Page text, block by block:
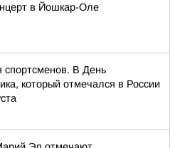
в Йошкар-Оле
спортсменов. В День
который отмечался в России